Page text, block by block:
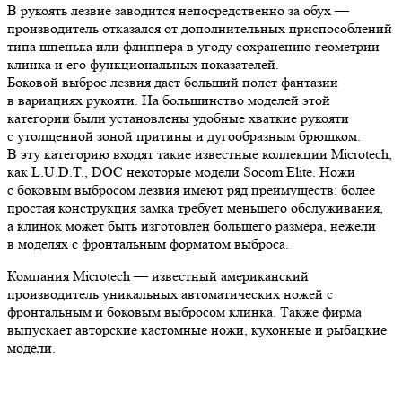
В рукоять лезвие заводится непосредственно за обух —
производитель отказался от дополнительных приспособлений
типа шпенька или флиппера в угоду сохранению геометрии
клинка и его функциональных показателей.
Боковой выброс лезвия дает больший полет фантазии
в вариациях рукояти. На большинство моделей этой
категории были установлены удобные хваткие рукояти
с утолщенной зоной притины и дугообразным брюшком.
В эту категорию входят такие известные коллекции Microtech,
как L.U.D.T., DOC некоторые модели Socom Elite. Ножи
с боковым выбросом лезвия имеют ряд преимуществ: более
простая конструкция замка требует меньшего обслуживания,
а клинок может быть изготовлен большего размера, нежели
в моделях с фронтальным форматом выброса.
Компания Microtech — известный американский
производитель уникальных автоматических ножей с
фронтальным и боковым выбросом клинка. Также фирма
выпускает авторские кастомные ножи, кухонные и рыбацкие
модели.